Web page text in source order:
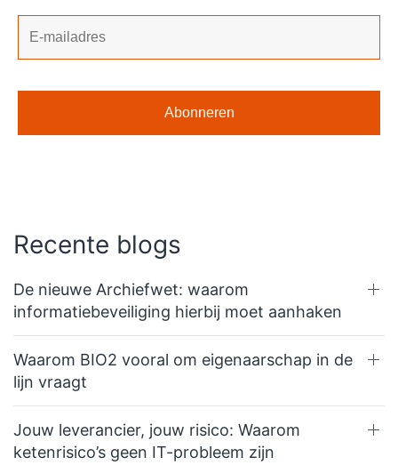
Recente blogs
De nieuwe Archiefwet: waarom
informatiebeveiliging hierbij moet aanhaken
Waarom BIO2 vooral om eigenaarschap in de
lijn vraagt
Jouw leverancier, jouw risico: Waarom
ketenrisico’s geen IT-probleem zijn